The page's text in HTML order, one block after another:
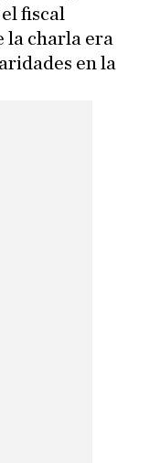
fiscal
la charla era
en la